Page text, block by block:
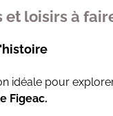
et loisirs à
idéale pour
Figeac.